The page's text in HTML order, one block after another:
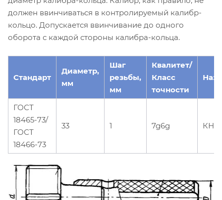
должен ввинчиваться в контролируемый калибр-
кольцо. Допускается ввинчивание до одного
оборота с каждой стороны калибра-кольца.
Стандарт
Диаметр,
мм
Шаг
резьбы,
мм
Квалитет/
Класс
точности
ГОСТ
18465-73/
ГОСТ
18466-73
33 1 7g6g